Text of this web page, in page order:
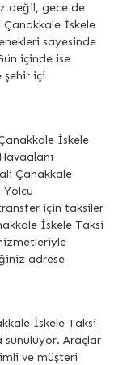
değil, gece de
İskele
sayesinde
içinde ise
şehir içi
İskele
Çanakkale
için taksiler
İskele Taksi
adrese
İskele Taksi
sunuluyor. Araçlar
ve müşteri